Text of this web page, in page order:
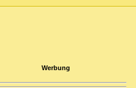
Werbung